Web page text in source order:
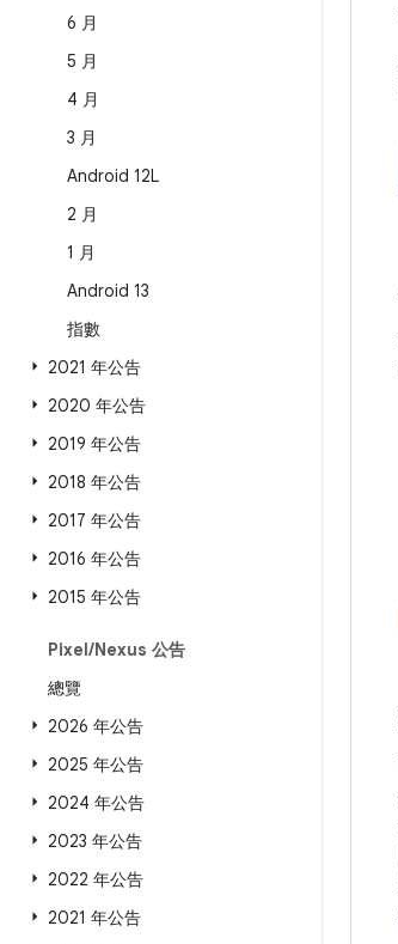
6 月
5 月
4 月
3 月
Android 12L
2 月
1 月
Android 13
指數
2021 年公告
2020 年公告
2019 年公告
2018 年公告
2017 年公告
2016 年公告
2015 年公告
Pixel/Nexus 公告
總覽
2026 年公告
2025 年公告
2024 年公告
2023 年公告
2022 年公告
2021 年公告